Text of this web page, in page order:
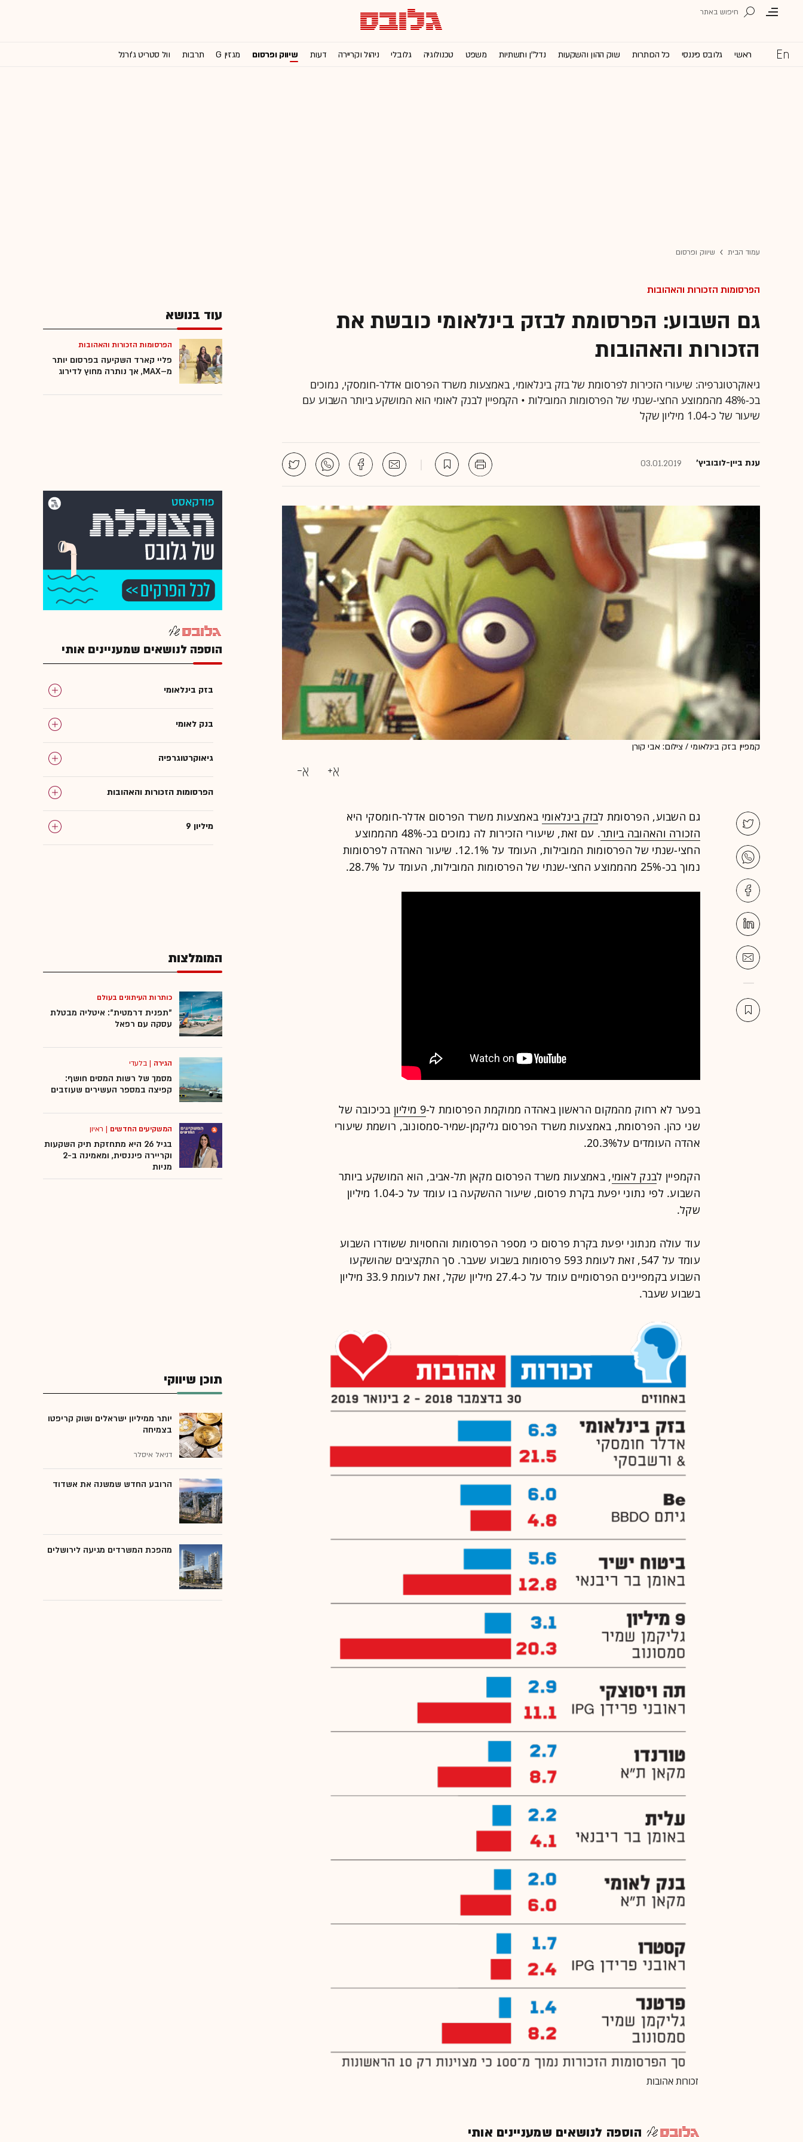
ראשי גלובס פיננסי כל הכותרות שוק ההון והשקעות נדל''ן ותשתיות משפט טכנולוגיה גלובלי ניהול וקריירה דעות שיווק ופרסום מגזין G תרבות וול סטריט ג'ורנל
עמוד הבית שיווק ופרסום
הפרסומות הזכורות והאהובות
גם השבוע: הפרסומת לבזק בינלאומי כובשת את
הזכורות והאהובות
גיאוקרטוגרפיה: שיעורי הזכירות לפרסומת של בזק בינלאומי, באמצעות משרד הפרסום אדלר-חומסקי, נמוכים
בכ-48% מהממוצע החצי-שנתי של הפרסומות המובילות • הקמפיין לבנק לאומי הוא המושקע ביותר השבוע עם
שיעור של כ-1.04 מיליון שקל
ענת ביין-לובוביץ' 03.01.2019
קמפיין בזק בינלאומי / צילום: אבי קורן
גם השבוע, הפרסומת לבזק בינלאומי באמצעות משרד הפרסום אדלר-חומסקי היא
הזכורה והאהובה ביותר
. עם זאת, שיעורי הזכירות לה נמוכים בכ-48% מהממוצע
החצי-שנתי של הפרסומות המובילות, העומד על 12.1%. שיעור האהדה לפרסומות
נמוך בכ-25% מהממוצע החצי-שנתי של הפרסומות המובילות, העומד על 28.7%.
בפער לא רחוק מהמקום הראשון באהדה ממוקמת הפרסומת ל-9 מיליון
בכיכובה של
שני כהן. הפרסומת, באמצעות משרד הפרסום גליקמן-שמיר-סמסונוב, רושמת שיעורי
אהדה העומדים על20.3%.
הקמפיין לבנק לאומי, באמצעות משרד הפרסום מקאן תל-אביב, הוא המושקע ביותר
השבוע. לפי נתוני יפעת בקרת פרסום, שיעור ההשקעה בו עומד על כ-1.04 מיליון
שקל.
עוד עולה מנתוני יפעת בקרת פרסום כי מספר הפרסומות והחסויות ששודרו השבוע
עומד על 547, זאת לעומת 593 פרסומות בשבוע שעבר. סך התקציבים שהושקעו
השבוע בקמפיינים הפרסומיים עומד על כ-27.4 מיליון שקל, זאת לעומת 33.9 מיליון
בשבוע שעבר.
זכורות אהובות
הוספה לנושאים שמעניינים אותי
עוד בנושא
הפרסומות הזכורות והאהובות
פליי קארד השקיעה בפרסום יותר
מ–MAX, אך נותרה מחוץ לדירוג
הוספה לנושאים שמעניינים אותי
בזק בינלאומי
בנק לאומי
גיאוקרטוגרפיה
הפרסומות הזכורות והאהובות
9 מיליון
המומלצות
כותרות העיתונים בעולם
"תפנית דרמטית": איטליה מבטלת
עסקה עם רפאל
הגירה |בלעדי
מסמך של רשות המסים חושף:
קפיצה במספר העשירים שעוזבים
המשקיעים החדשים | ראיון
בגיל 26 היא מתחזקת תיק השקעות
וקריירה פיננסית, ומאמינה ב-2
מניות
תוכן שיווקי
יותר ממיליון ישראלים ושוק קריפטו
בצמיחה
דניאל איסלר
הרובע החדש שמשנה את אשדוד
מהפכת המשרדים מגיעה לירושלים